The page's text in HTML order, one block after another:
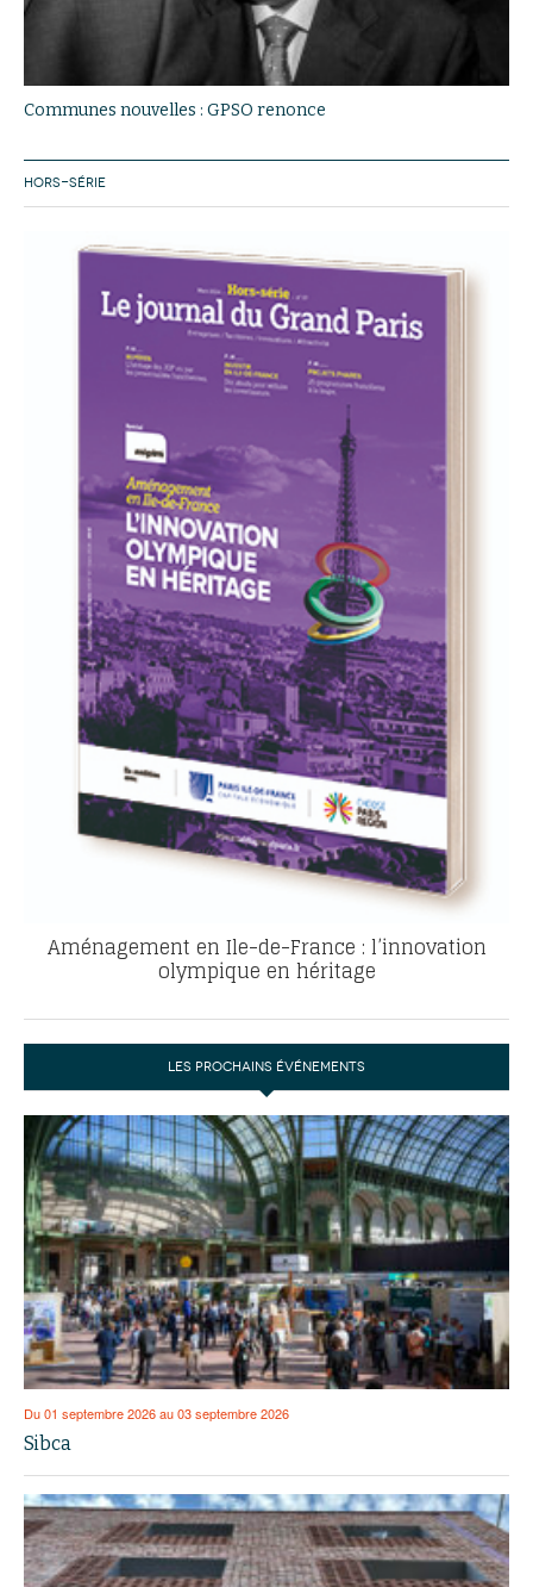
Communes nouvelles : GPSO renonce
HORS-SÉRIE
Aménagement en Ile-de-France : l’innovation
olympique en héritage
LES PROCHAINS ÉVÉNEMENTS
Du 01 septembre 2026 au 03 septembre 2026
Sibca